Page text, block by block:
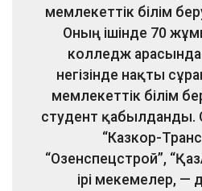
мемлекеттік білім
Оның ішінде 70
колледж арасында
негізінде нақты
мемлекеттік білім
студент қабылданды.
“Казкор-
“Озенспецстрой”,
ірі мекемелер, —